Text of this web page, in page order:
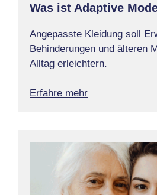
Was ist Adaptive
Angepasste Kleidung soll
Behinderungen und älteren
Alltag erleichtern.
Erfahre mehr